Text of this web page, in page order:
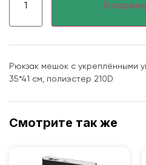
В
Рюкзак мешок с укреплёнными
35*41 см, полиэстер 210D
Смотрите так же